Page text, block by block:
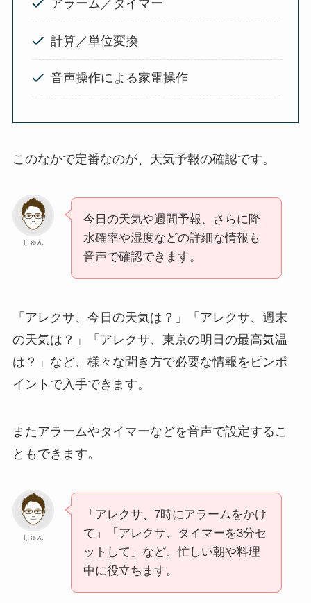
アラーム／タイマー
計算／単位変換
音声操作による家電操作
このなかで定番なのが、天気予報の確認です。
しゅん
今日の天気や週間予報、さらに降
水確率や湿度などの詳細な情報も
音声で確認できます。
「アレクサ、今日の天気は？」「アレクサ、週末
の天気は？」「アレクサ、東京の明日の最高気温
は？」など、様々な聞き方で必要な情報をピンポ
イントで入手できます。
またアラームやタイマーなどを音声で設定するこ
ともできます。
しゅん
「アレクサ、7時にアラームをかけ
て」「アレクサ、タイマーを3分セ
ットして」など、忙しい朝や料理
中に役立ちます。